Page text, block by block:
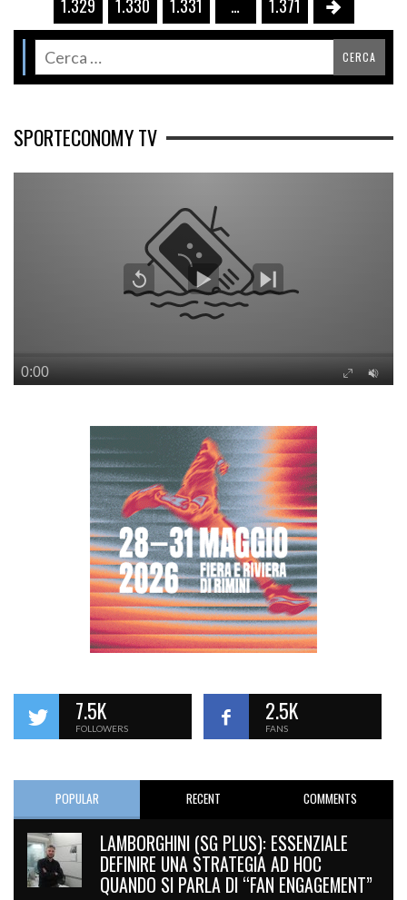
1.329 1.330 1.331 … 1.371
SPORTECONOMY TV
7.5K
FOLLOWERS
2.5K
FANS
POPULAR RECENT COMMENTS
LAMBORGHINI (SG PLUS): ESSENZIALE
DEFINIRE UNA STRATEGIA AD HOC
QUANDO SI PARLA DI “FAN ENGAGEMENT”